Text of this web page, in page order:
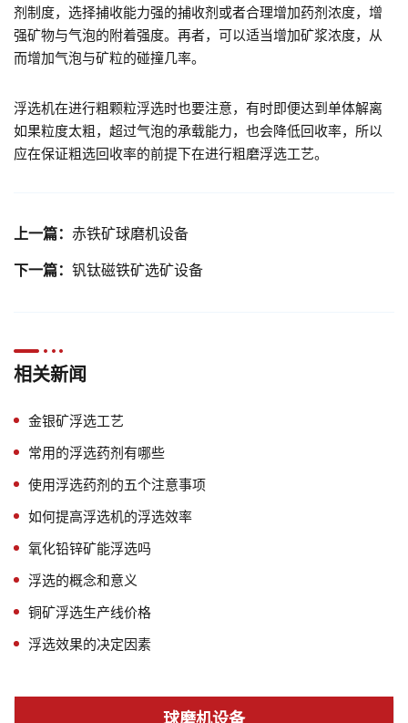
剂制度，选择捕收能力强的捕收剂或者合理增加药剂浓度，增
强矿物与气泡的附着强度。再者，可以适当增加矿浆浓度，从
而增加气泡与矿粒的碰撞几率。
浮选机在进行粗颗粒浮选时也要注意，有时即便达到单体解离
如果粒度太粗，超过气泡的承载能力，也会降低回收率，所以
应在保证粗选回收率的前提下在进行粗磨浮选工艺。
上一篇： 赤铁矿球磨机设备
下一篇： 钒钛磁铁矿选矿设备
相关新闻
金银矿浮选工艺
常用的浮选药剂有哪些
使用浮选药剂的五个注意事项
如何提高浮选机的浮选效率
氧化铅锌矿能浮选吗
浮选的概念和意义
铜矿浮选生产线价格
浮选效果的决定因素
球磨机设备